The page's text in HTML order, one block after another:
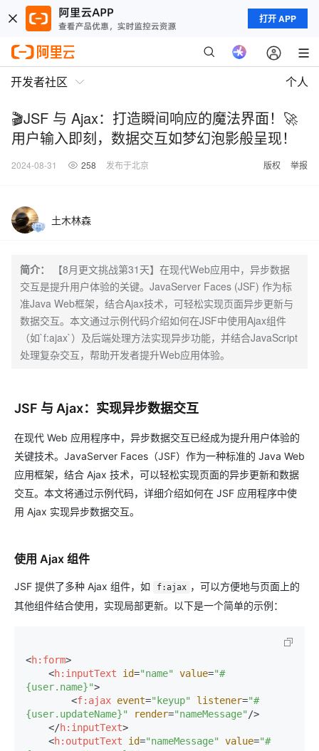
打开 APP
开发者社区 个人
🎬JSF 与 Ajax：打造瞬间响应的魔法界面！🚀
用户输入即刻，数据交互如梦幻泡影般呈现！
2024-08-31 258 发布于北京 版权 举报
土木林森
简介：
【8月更文挑战第31天】在现代Web应用中，异步数据
交互是提升用户体验的关键。JavaServer Faces (JSF) 作为标
准Java Web框架，结合Ajax技术，可轻松实现页面异步更新与
数据交互。本文通过示例代码介绍如何在JSF中使用Ajax组件
（如`f:ajax`）及后端处理方法实现异步功能，并结合JavaScript
处理复杂交互，帮助开发者提升Web应用体验。
JSF 与 Ajax：实现异步数据交互
在现代 Web 应用程序中，异步数据交互已经成为提升用户体验的
关键技术。JavaServer Faces（JSF）作为一种标准的 Java Web
应用框架，结合 Ajax 技术，可以轻松实现页面的异步更新和数据
交互。本文将通过示例代码，详细介绍如何在 JSF 应用程序中使
用 Ajax 实现异步数据交互。
使用 Ajax 组件
JSF 提供了多种 Ajax 组件，如 f:ajax ，可以方便地与页面上的
其他组件结合使用，实现局部更新。以下是一个简单的示例：
<h:form>
<h:inputText id="name" value="#
{user.name}">
<f:ajax event="keyup" listener="#
{user.updateName}"
render="nameMessage" />
</h:inputText>
<h:outputText id="nameMessage" value="#